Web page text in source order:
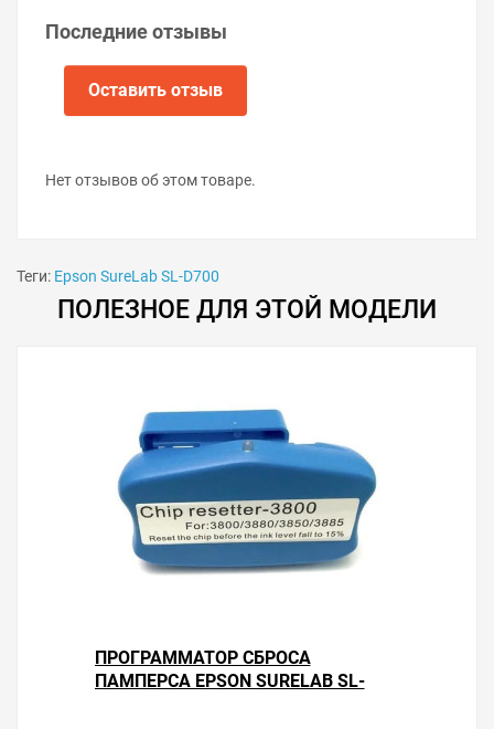
C13T582000 для принтера Epson SureLab SL-D700 —
Мы ответим на вопросы и поможем сделать печать на
принтере экономичной.
Последние отзывы
Оставить отзыв
Нет отзывов об этом товаре.
Теги: Epson SureLab SL-D700
ПОЛЕЗНОЕ ДЛЯ ЭТОЙ МОДЕЛИ
ПРОГРАММАТОР СБРОСА
ПАМПЕРСА EPSON SURELAB SL-